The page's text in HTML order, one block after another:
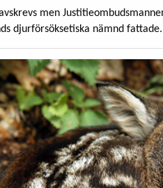
men
djurförsöksetiska nämnd